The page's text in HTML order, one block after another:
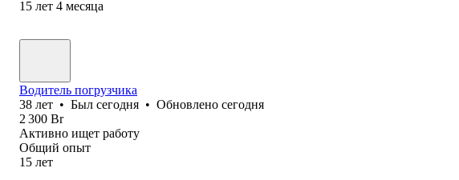
15 лет 4 месяца
Водитель погрузчика
38 лет • Был сегодня • Обновлено сегодня
2 300 Br
Активно ищет работу
Общий опыт
15 лет